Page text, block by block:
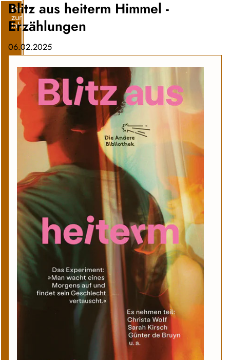
Direkt
zum
Inhalt
Blitz aus heiterm Himmel -
Erzählungen
06.02.2025